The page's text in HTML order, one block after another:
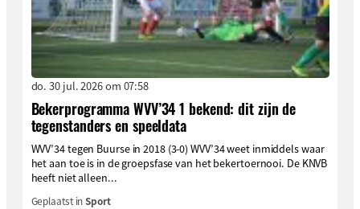
do. 30 jul. 2026 om 07:58
Bekerprogramma WVV’34 1 bekend: dit zijn de
tegenstanders en speeldata
WVV’34 tegen Buurse in 2018 (3-0) WVV’34 weet inmiddels waar
het aan toe is in de groepsfase van het bekertoernooi. De KNVB
heeft niet alleen...
Geplaatst inSport